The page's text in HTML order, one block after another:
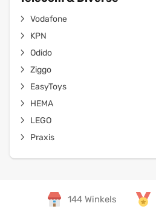
Vodafone
KPN
Odido
Ziggo
EasyToys
HEMA
LEGO
Praxis
144 Winkels